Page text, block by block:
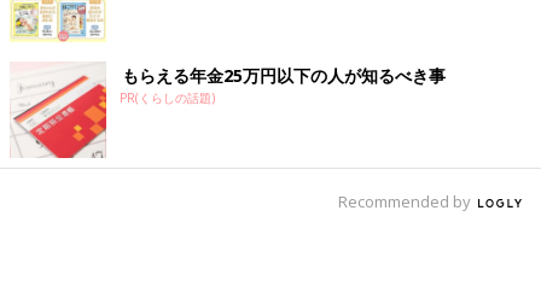
もらえる年金25万円以下の人が知るべき事
PR(くらしの話題)
Recommended by